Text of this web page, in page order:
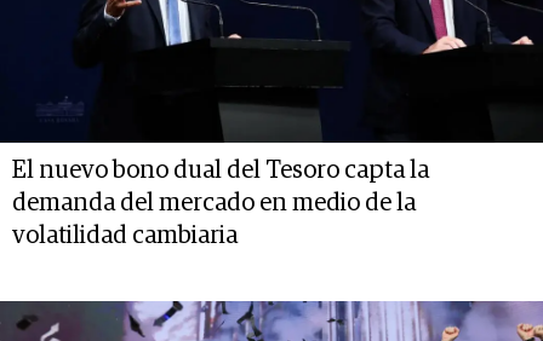
El nuevo bono dual del Tesoro capta la
demanda del mercado en medio de la
volatilidad cambiaria